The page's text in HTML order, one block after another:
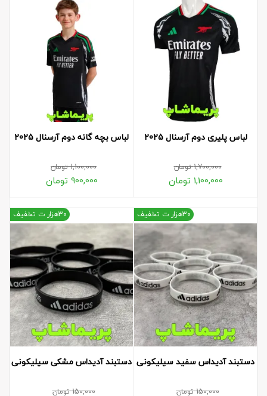
لباس پلیری دوم آرسنال 2025
1,700,000تومان
1,100,000 تومان
لباس بچه گانه دوم آرسنال 2025
1,100,000تومان
900,000 تومان
دستبند آدیداس سفید سیلیکونی
150,000تومان
30هزار ت تخفیف
دستبند آدیداس مشکی سیلیکونی
150,000تومان
30هزار ت تخفیف